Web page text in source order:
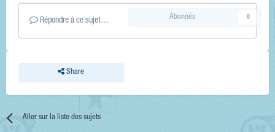
Répondre à ce sujet…
Share
Abonnés 0
Aller sur la liste des sujets